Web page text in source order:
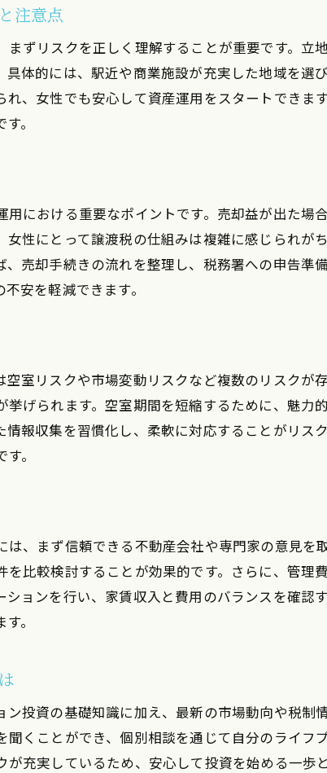
投資用物件の税負担を軽減する方法を解説
売却時のトラブル回避と安全な手続きポイント
女性投資家に役立つ譲渡税の基礎知識まとめ
初めての売却で失敗しないための準備と注意
資産運用を考える女性向けの税知識強化法
安全性を重視した資産運用の実践ポイント
売却や譲渡税を考えたリスク分散の方法
女性投資家が始めやすい投資用不動産の選び方
ほったらかし投資で手間なく増やす運用テクニック
に悩むなら知っておきたい手続き
ワンルームマンション売却時の譲渡税申告の流れ
投資用物件の譲渡税手続きを分かりやすく解説
女性投資家向けの税務サポート活用術
売却時に必要な書類とその準備方法
らかし投資で無理なく資産形成する方法
ワンルームマンション投資用で実現する資産形成術
売却や譲渡税も安心の長期運用戦略とは
投資ブログやセミナー活用で知識を深める方法
資産運用初心者でも実践できる安全対策
点で考えるワンルーム投資の安全性
注意点
ずリスクを正しく理解することが重要です。立
体的には、駅近や商業施設が充実した地域を選
、女性でも安心して資産運用をスタートできま
。
における重要なポイントです。売却益が出た場
性にとって譲渡税の仕組みは複雑に感じられが
売却手続きの流れを整理し、税務署への申告準
安を軽減できます。
室リスクや市場変動リスクなど複数のリスクが
げられます。空室期間を短縮するために、魅力
報収集を習慣化し、柔軟に対応することがリス
。
、まず信頼できる不動産会社や専門家の意見を
比較検討することが効果的です。さらに、管理
ョンを行い、家賃収入と費用のバランスを確認
。
投資の基礎知識に加え、最新の市場動向や税制
くことができ、個別相談を通じて自分のライフ
充実しているため、安心して投資を始める一歩